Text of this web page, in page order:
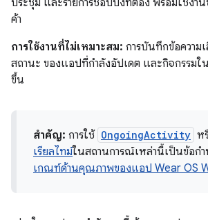
ประชุม และรายการช็อปปิ้งที่ต้อง พร้อมใช้งา
ค้า
การใช้งานที่ไม่เหมาะสม: การบันทึกข้อความ
สถานะ ของแอปที่กำลังอัปเดต และกิจกรรม
ขึ้น
สำคัญ: การใช้ OngoingActivity ห
เรียลไทม์ในสถานการณ์เหล่านี้เป็นข้อก
เกณฑ์ด้านคุณภาพของแอป Wear OS